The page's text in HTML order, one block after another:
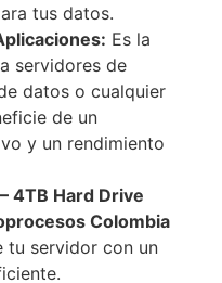
tus datos.
Es la
servidores de
datos o cualquier
de un
y un rendimiento
4TB Hard Drive
Colombia
tu servidor con un